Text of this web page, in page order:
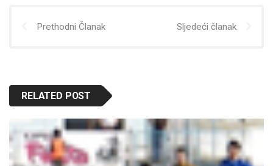
Prethodni Članak Sljedeći članak
RELATED POST